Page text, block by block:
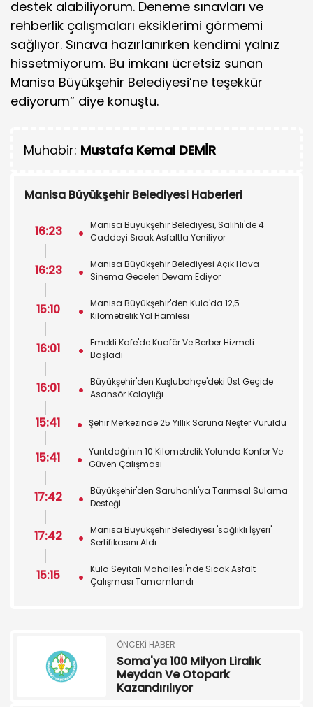
destek alabiliyorum. Deneme sınavları ve
rehberlik çalışmaları eksiklerimi görmemi
sağlıyor. Sınava hazırlanırken kendimi yalnız
hissetmiyorum. Bu imkanı ücretsiz sunan
Manisa Büyükşehir Belediyesi’ne teşekkür
ediyorum” diye konuştu.
Muhabir: Mustafa Kemal DEMİR
Manisa Büyükşehir Belediyesi Haberleri
16:23
Manisa Büyükşehir Belediyesi, Salihli'de 4
Caddeyi Sıcak Asfaltla Yeniliyor
16:23
Manisa Büyükşehir Belediyesi Açık Hava
Sinema Geceleri Devam Ediyor
15:10
Manisa Büyükşehir'den Kula'da 12,5
Kilometrelik Yol Hamlesi
16:01
Emekli Kafe'de Kuaför Ve Berber Hizmeti
Başladı
16:01
Büyükşehir'den Kuşlubahçe'deki Üst Geçide
Asansör Kolaylığı
15:41 Şehir Merkezinde 25 Yıllık Soruna Neşter Vuruldu
15:41
Yuntdağı'nın 10 Kilometrelik Yolunda Konfor Ve
Güven Çalışması
17:42
Büyükşehir'den Saruhanlı'ya Tarımsal Sulama
Desteği
17:42
Manisa Büyükşehir Belediyesi 'sağlıklı İşyeri'
Sertifikasını Aldı
15:15
Kula Seyitali Mahallesi'nde Sıcak Asfalt
Çalışması Tamamlandı
ÖNCEKI HABER
Soma'ya 100 Milyon Liralık
Meydan Ve Otopark
Kazandırılıyor